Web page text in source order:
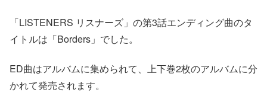
「LISTENERS リスナーズ」の第3話エンディング曲のタ
イトルは「Borders」でした。
ED曲はアルバムに集められて、上下巻2枚のアルバムに分
かれて発売されます。